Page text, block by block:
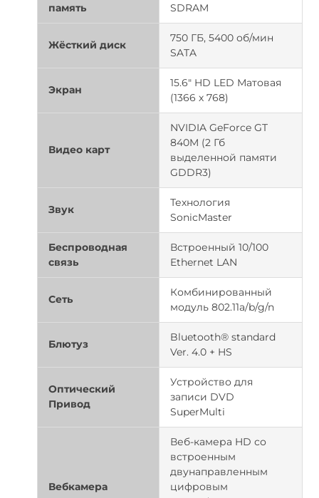
память
SDRAM
Жёсткий диск
750 ГБ, 5400 об/мин
SATA
Экран
15.6" HD LED Матовая
(1366 х 768)
Видео карт
NVIDIA GeForce GT
840M (2 Гб
выделенной памяти
GDDR3)
Звук
Технология
SonicMaster
Беспроводная
связь
Встроенный 10/100
Ethernet LAN
Сеть
Комбинированный
модуль 802.11a/b/g/n
Блютуз
Bluetooth® standard
Ver. 4.0 + HS
Оптический
Привод
Устройство для
записи DVD
SuperMulti
Вебкамера
Веб-камера HD со
встроенным
двунаправленным
цифровым